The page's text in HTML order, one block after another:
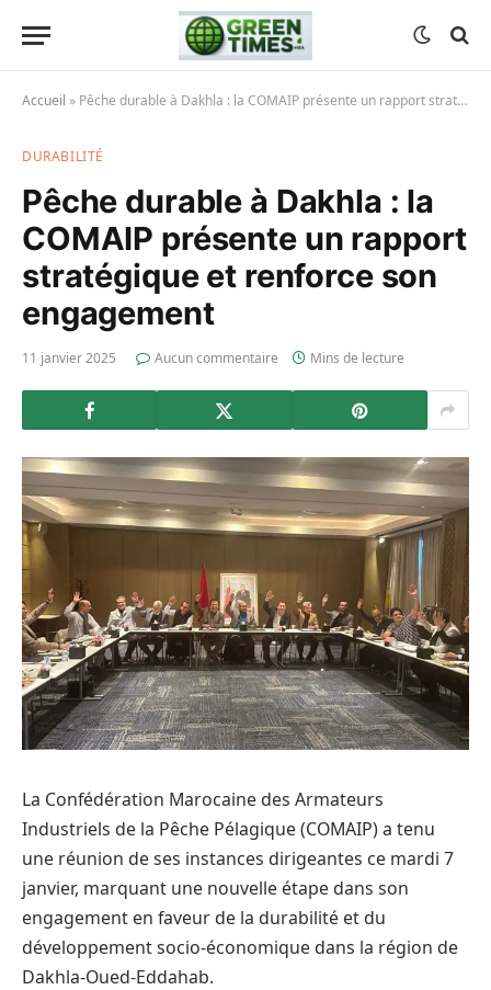
Accueil » Pêche durable à Dakhla : la COMAIP présente un rapport stratégique et renforce son engagement
DURABILITÉ
Pêche durable à Dakhla : la
COMAIP présente un rapport
stratégique et renforce son
engagement
11 janvier 2025 Aucun commentaire Mins de lecture
La Confédération Marocaine des Armateurs
Industriels de la Pêche Pélagique (COMAIP) a tenu
une réunion de ses instances dirigeantes ce mardi 7
janvier, marquant une nouvelle étape dans son
engagement en faveur de la durabilité et du
développement socio-économique dans la région de
Dakhla-Oued-Eddahab.